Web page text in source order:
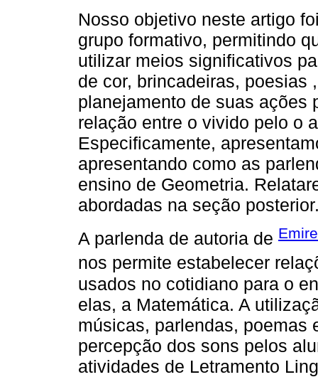
Nosso objetivo neste artigo
grupo formativo, permitindo
utilizar meios significativos
de cor, brincadeiras,
planejamento de suas ações
relação entre o vivido pelo o
Especificamente,
apresentando como as
ensino de Geometria.
abordadas na seção
A parlenda de autoria de
nos permite estabelecer
usados no cotidiano para o
elas, a Matemática. A
músicas, parlendas, poemas
percepção dos sons pelos
atividades de Letramento